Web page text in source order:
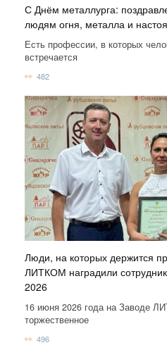
С Днём металлурга:
людям огня, металла и
Есть профессии, в которых
встречается
482
Люди, на которых держится
ЛИТКОМ наградили
2026
16 июня 2026 года на Заводе
торжественное
496